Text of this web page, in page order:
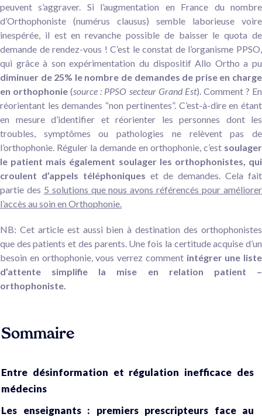
peuvent s’aggraver. Si l’augmentation en France du nombre
d’Orthophoniste (numérus clausus) semble laborieuse voire
inespérée, il est en revanche possible de baisser le quota de
demande de rendez-vous ! C’est le constat de l’organisme PPSO,
qui grâce à son expérimentation du dispositif Allo Ortho a pu
diminuer de 25% le nombre de demandes de prise en charge
en orthophonie (source : PPSO secteur Grand Est). Comment ? En
réorientant les demandes “non pertinentes”. C’est-à-dire en étant
en mesure d’identifier et réorienter les personnes dont les
troubles, symptômes ou pathologies ne relèvent pas de
l’orthophonie. Réguler la demande en orthophonie, c’est soulager
le patient mais également soulager les orthophonistes, qui
croulent d’appels téléphoniques et de demandes. Cela fait
partie des 5 solutions que nous avons référencés pour améliorer
l’accès au soin en Orthophonie.
NB: Cet article est aussi bien à destination des orthophonistes
que des patients et des parents. Une fois la certitude acquise d’un
besoin en orthophonie, vous verrez commentintégrer une liste
d’attente simplifie la mise en relation patient –
orthophoniste.
Sommaire
Entre désinformation et régulation inefficace des
médecins
Les enseignants : premiers prescripteurs face au